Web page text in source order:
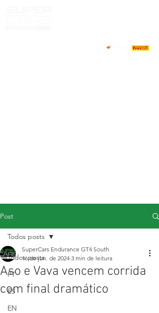
Post
Todos posts
PT
ES
EN
Todos posts
Aso e Vava vencem corrida
com final dramático
SuperCars Endurance GT4 South
16 de jun. de 2024 3 min de leitura